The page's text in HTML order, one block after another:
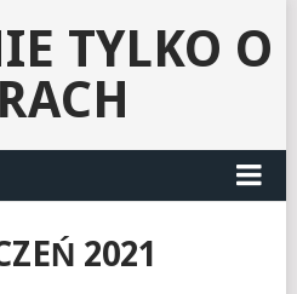
TYLKO O
2021